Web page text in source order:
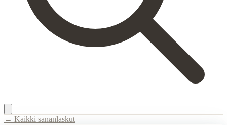
← Kaikki sananlaskut